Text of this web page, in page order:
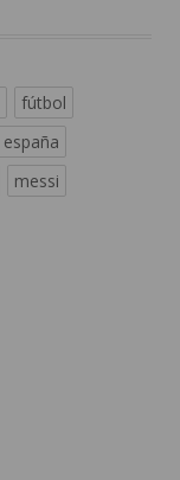
fútbol
españa
messi